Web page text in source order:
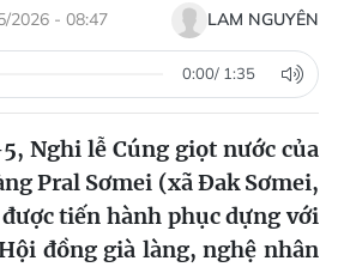
2026 - 08:47 LAM NGUYÊN
0:00/ 1:35
Nghi lễ Cúng giọt nước của
Pral Sơmei (xã Đak Sơmei,
tiến hành phục dựng với
đồng già làng, nghệ nhân